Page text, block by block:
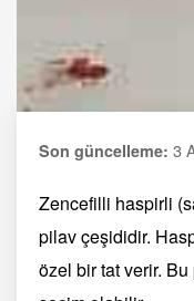
Son güncelleme: 3
Zencefilli haspirli
pilav çeşididir.
özel bir tat verir.